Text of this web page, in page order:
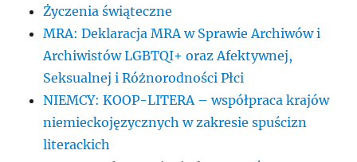
Życzenia świąteczne
MRA: Deklaracja MRA w Sprawie Archiwów i
Archiwistów LGBTQI+ oraz Afektywnej,
Seksualnej i Różnorodności Płci
NIEMCY: KOOP-LITERA – współpraca krajów
niemieckojęzycznych w zakresie spuścizn
literackich